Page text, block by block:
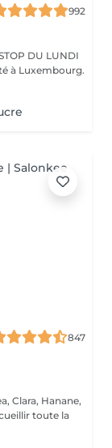
992
DU LUNDI
847
Clara, Hanane,
toute la